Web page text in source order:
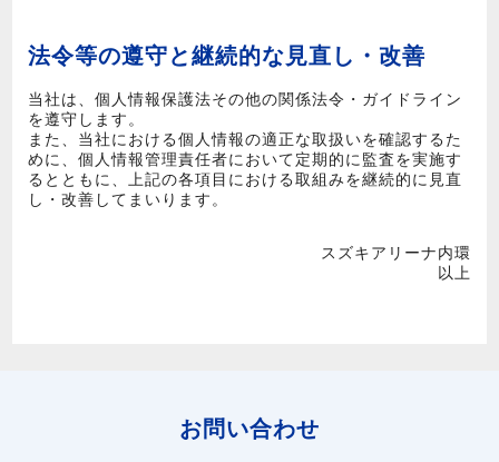
法令等の遵守と継続的な見直し・改善
当社は、個人情報保護法その他の関係法令・ガイドライン
を遵守します。
また、当社における個人情報の適正な取扱いを確認するた
めに、個人情報管理責任者において定期的に監査を実施す
るとともに、上記の各項目における取組みを継続的に見直
し・改善してまいります。
スズキアリーナ内環
以上
お問い合わせ